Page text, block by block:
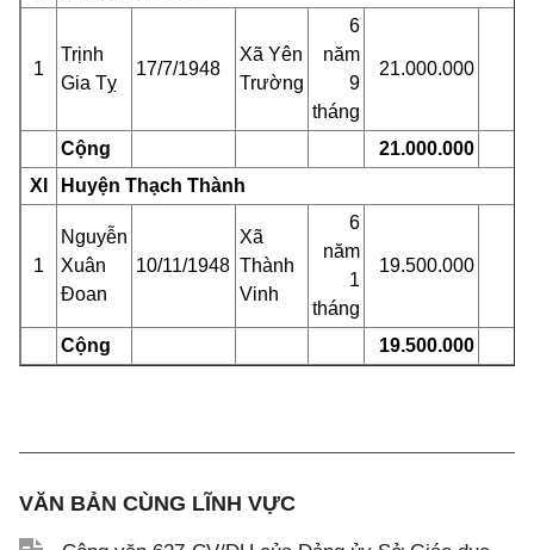
1
Trịnh
Gia Tỵ
17/7/1948
Xã Yên
Trường
6
năm
9
tháng
21.000.000
Cộng
21.000.000
XI
Huyện Thạch Thành
1
Nguyễn
Xuân
Đoan
10/11/1948
Xã
Thành
Vinh
6
năm
1
tháng
19.500.000
Cộng 19.500.000
VĂN BẢN CÙNG LĨNH VỰC